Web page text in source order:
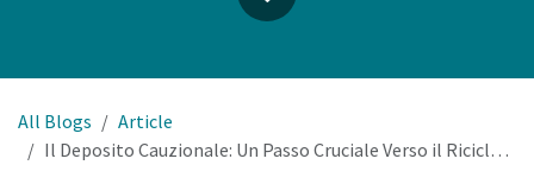
All Blogs
Article
Il Deposito Cauzionale: Un Passo Cruciale Verso il Riciclo Efficiente degli Imballaggi